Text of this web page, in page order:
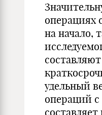
операциях
на начало,
удельный
операций
составляет